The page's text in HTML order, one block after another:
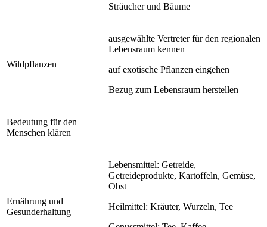
Sträucher und Bäume
Wildpflanzen
ausgewählte Vertreter für den regionalen
Lebensraum kennen
auf exotische Pflanzen eingehen
Bezug zum Lebensraum herstellen
Bedeutung für den
Menschen klären
Ernährung und
Gesunderhaltung
Lebensmittel: Getreide,
Getreideprodukte, Kartoffeln, Gemüse,
Obst
Heilmittel: Kräuter, Wurzeln, Tee